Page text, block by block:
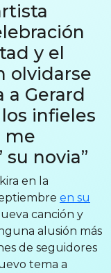
y el
olvidarse
a Gerard
infieles
me
su novia”
en la
en su
canción y
alusión más
de seguidores
tema a